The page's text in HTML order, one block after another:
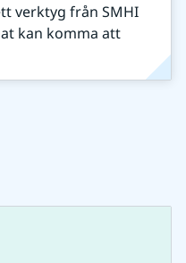
verktyg från SMHI
kan komma att